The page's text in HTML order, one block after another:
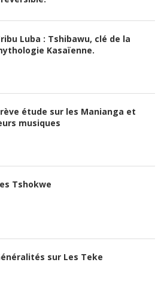
Luba : Tshibawu, clé de la
Kasaïenne.
étude sur les Manianga et
musiques
Tshokwe
sur Les Teke